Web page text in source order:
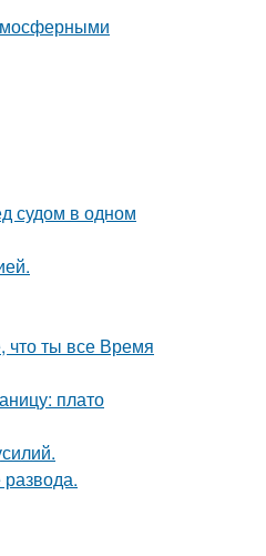
судом в одном
что ты все Время
плато